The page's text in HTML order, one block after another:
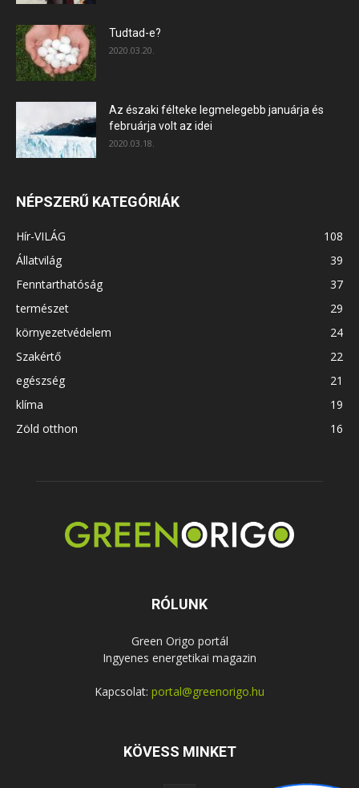
Tudtad-e?
2020.03.20.
Az északi félteke legmelegebb januárja és
februárja volt az idei
2020.03.18.
NÉPSZERŰ KATEGÓRIÁK
Hír-VILÁG
108
Állatvilág
39
Fenntarthatóság
37
természet
29
környezetvédelem
24
Szakértő
22
egészség
21
klíma
19
Zöld otthon
16
RÓLUNK
Green Origo portál
Ingyenes energetikai magazin
Kapcsolat: portal@greenorigo.hu
KÖVESS MINKET